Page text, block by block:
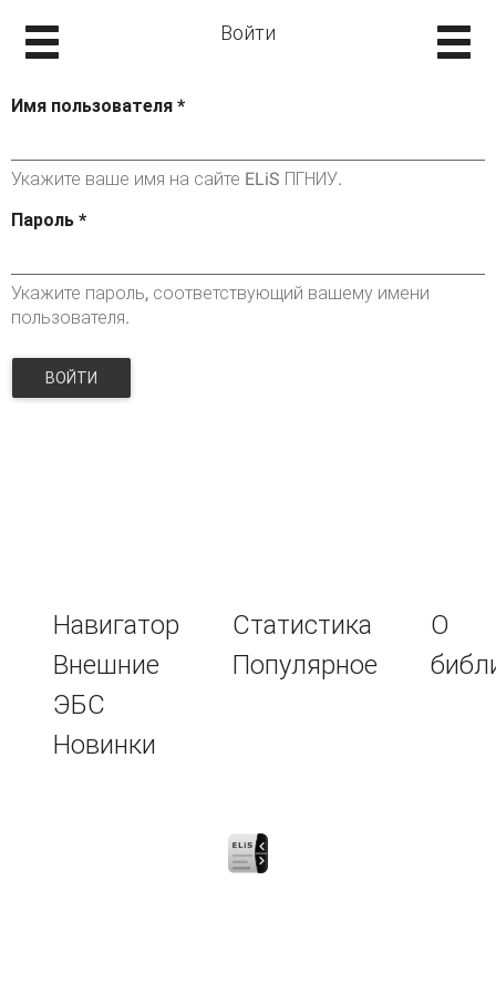
Войти
Имя пользователя *
Укажите ваше имя на сайте ELiS ПГНИУ.
Пароль *
Укажите пароль, соответствующий вашему имени
пользователя.
ВОЙТИ
Навигатор
Внешние
ЭБС
Новинки
Статистика
Популярное
О